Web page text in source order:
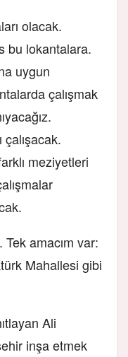
olacak.
bu lokantalara.
uygun
çalışmak
meziyetleri
amacım var:
Mahallesi gibi
Ali
inşa etmek